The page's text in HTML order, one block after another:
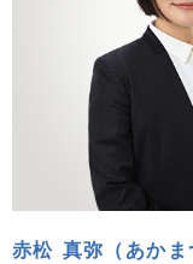
赤松 真弥（あか